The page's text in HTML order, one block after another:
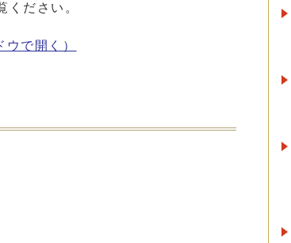
ださい。
ウで開く）